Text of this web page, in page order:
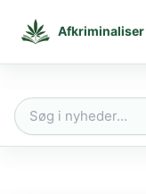
Afkriminaliser
Søg